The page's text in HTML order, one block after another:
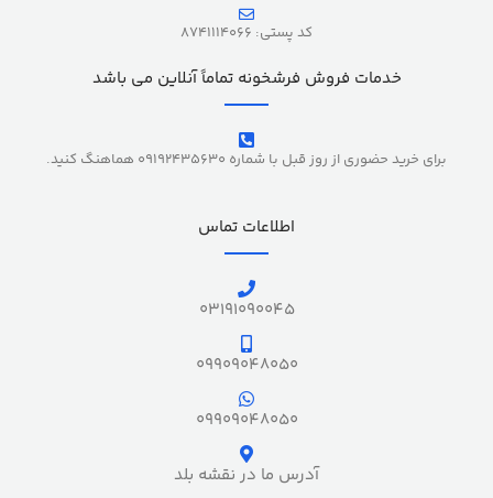
کد پستی: 8741114066
خدمات فروش فرشخونه تماماً آنلاین می باشد
برای خرید حضوری از روز قبل با شماره 09192435630 هماهنگ کنید.
اطلاعات تماس
03191090045
09909048050
09909048050
آدرس ما در نقشه بلد